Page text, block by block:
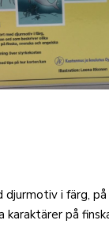
i färg, på
karaktärer på